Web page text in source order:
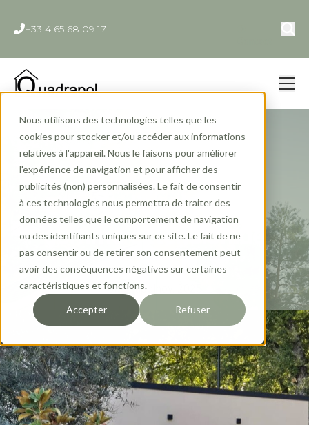
Nous utilisons des technologies telles que les
cookies pour stocker et/ou accéder aux informations
relatives à l'appareil. Nous le faisons pour améliorer
l'expérience de navigation et pour afficher des
publicités (non) personnalisées. Le fait de consentir
à ces technologies nous permettra de traiter des
données telles que le comportement de navigation
ou des identifiants uniques sur ce site. Le fait de ne
pas consentir ou de retirer son consentement peut
avoir des conséquences négatives sur certaines
caractéristiques et fonctions.
Accepter Refuser
+33 4 65 68 09 17
Les studios de jardin
comme extension de
maison
Quadrapol